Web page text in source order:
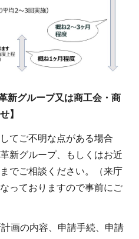
新グループ又は商工会・商
】
てご不明な点がある場合
新グループ、もしくはお近
でご相談ください。（来庁
っておりますので事前にご
画の内容、申請手続、申請